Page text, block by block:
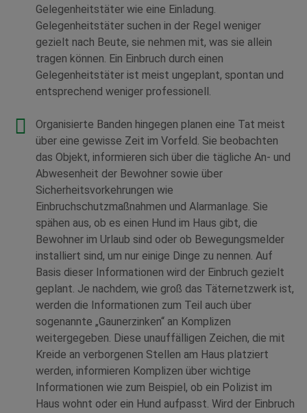
Gelegenheitstäter wie eine Einladung.
Gelegenheitstäter suchen in der Regel weniger
gezielt nach Beute, sie nehmen mit, was sie allein
tragen können. Ein Einbruch durch einen
Gelegenheitstäter ist meist ungeplant, spontan und
entsprechend weniger professionell.
Organisierte Banden hingegen planen eine Tat meist
über eine gewisse Zeit im Vorfeld. Sie beobachten
das Objekt, informieren sich über die tägliche An- und
Abwesenheit der Bewohner sowie über
Sicherheitsvorkehrungen wie
Einbruchschutzmaßnahmen und Alarmanlage. Sie
spähen aus, ob es einen Hund im Haus gibt, die
Bewohner im Urlaub sind oder ob Bewegungsmelder
installiert sind, um nur einige Dinge zu nennen. Auf
Basis dieser Informationen wird der Einbruch gezielt
geplant. Je nachdem, wie groß das Täternetzwerk ist,
werden die Informationen zum Teil auch über
sogenannte „Gaunerzinken“ an Komplizen
weitergegeben. Diese unauffälligen Zeichen, die mit
Kreide an verborgenen Stellen am Haus platziert
werden, informieren Komplizen über wichtige
Informationen wie zum Beispiel, ob ein Polizist im
Haus wohnt oder ein Hund aufpasst. Wird der Einbruch